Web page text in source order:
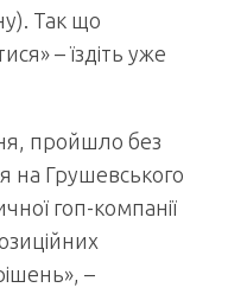
Так що
– їздіть уже
пройшло без
на Грушевського
гоп-компанії
–